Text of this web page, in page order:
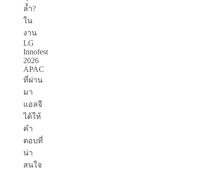
ล้ำ?
ใน
งาน
LG
Innofest
2026
APAC
ที่ผ่าน
มา
แอลจี
ได้ให้
คำ
ตอบที่
น่า
สนใจ